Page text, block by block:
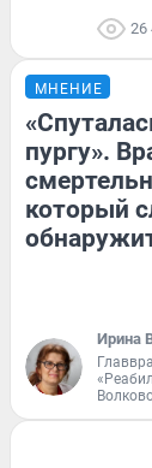
26
МНЕНИЕ
пургу».
который
Ирина